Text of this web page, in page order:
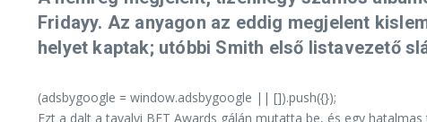
Fridayy. Az anyagon az eddig megjelent
helyet kaptak; utóbbi Smith első listavezető
(adsbygoogle = window.adsbygoogle || []).push({});
Ezt a dalt a tavalyi BET Awards gálán mutatta be, és egy